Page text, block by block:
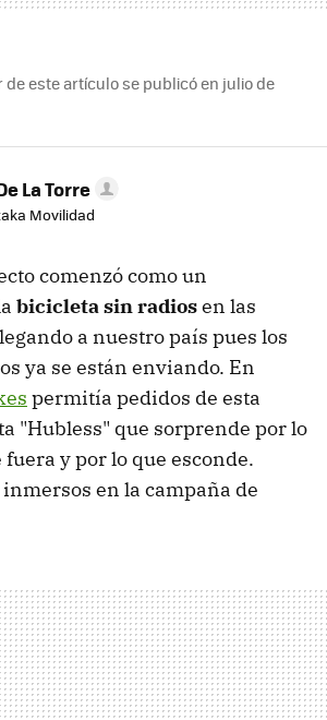
de este artículo se publicó en julio de
La Torre
Movilidad
comenzó como un
bicicleta sin radiosen las
a nuestro país pues los
ya se están enviando. En
permitía pedidos de esta
"Hubless" que sorprende por lo
fuera y por lo que esconde.
en la campaña de